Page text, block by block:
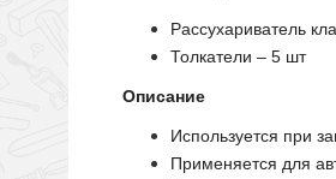
Рассухариватель
Толкатели – 5 шт
Описание
Используется при
Применяется для